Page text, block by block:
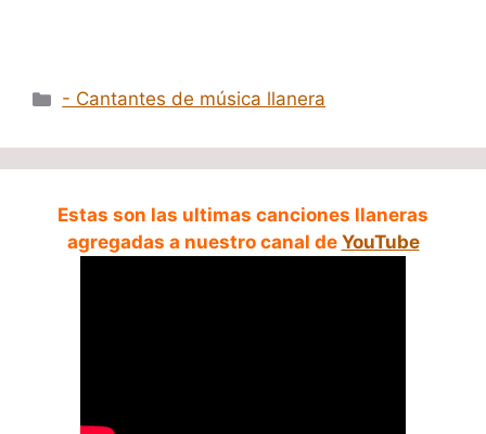
Categorías
- Cantantes de música llanera
Estas son las ultimas canciones llaneras
agregadas a nuestro canal de YouTube